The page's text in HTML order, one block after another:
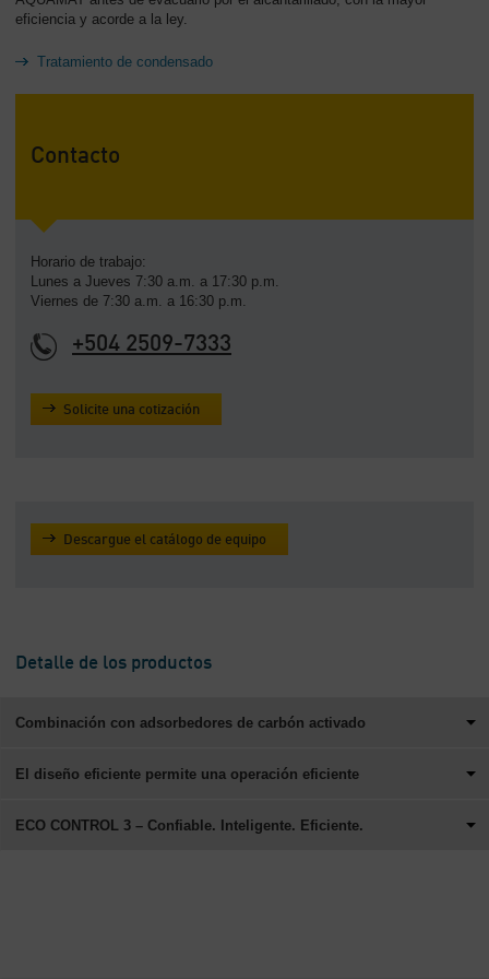
eficiencia y acorde a la ley.
Tratamiento de condensado
Contacto
Horario de trabajo:
Lunes a Jueves 7:30 a.m. a 17:30 p.m.
Viernes de 7:30 a.m. a 16:30 p.m.
+504 2509-7333
Solicite una cotización
Descargue el catálogo de equipo
Detalle de los productos
Combinación con adsorbedores de carbón activado
El diseño eficiente permite una operación eficiente
ECO CONTROL 3 – Confiable. Inteligente. Eficiente.